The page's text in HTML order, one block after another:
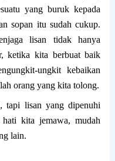
yang buruk kepada
sopan itu sudah cukup.
lisan tidak hanya
ketika kita berbuat baik
ungkit kebaikan
orang yang kita tolong.
tapi lisan yang dipenuhi
kita jemawa, mudah
lain.